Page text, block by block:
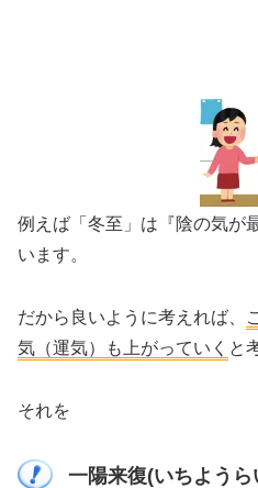
例えば「冬至」は『陰の気が
います。
だから良いように考えれば、
気（運気）も上がっていく と
それを
一陽来復(いちようら